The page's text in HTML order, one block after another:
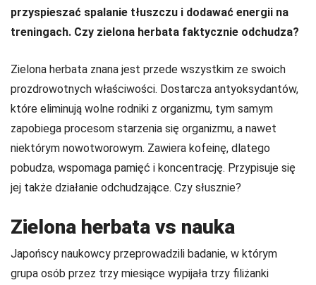
przyspieszać spalanie tłuszczu i dodawać energii na
treningach. Czy zielona herbata faktycznie odchudza?
Zielona herbata znana jest przede wszystkim ze swoich
prozdrowotnych właściwości. Dostarcza antyoksydantów,
które eliminują wolne rodniki z organizmu, tym samym
zapobiega procesom starzenia się organizmu, a nawet
niektórym nowotworowym. Zawiera kofeinę, dlatego
pobudza, wspomaga pamięć i koncentrację. Przypisuje się
jej także działanie odchudzające. Czy słusznie?
Zielona herbata vs nauka
Japońscy naukowcy przeprowadzili badanie, w którym
grupa osób przez trzy miesiące wypijała trzy filiżanki